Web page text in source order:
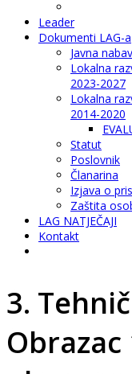
Leader
Dokumenti LAG-a
Javna
Lokalna
2023-2027
Lokalna
2014-2020
Statut
Poslovnik
Članarina
Izjava o
Zaštita
LAG NATJEČAJI
Kontakt
3.